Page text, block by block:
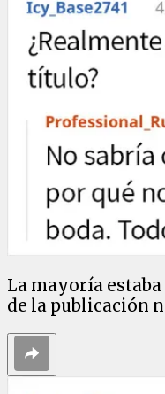
La mayoría
de la publicación